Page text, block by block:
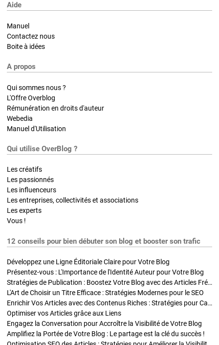
Aide
Manuel
Contactez nous
Boite à idées
A propos
Qui sommes nous ?
L'Offre Overblog
Rémunération en droits d'auteur
Webedia
Manuel d'Utilisation
Qui utilise OverBlog ?
Les créatifs
Les passionnés
Les influenceurs
Les entreprises, collectivités et associations
Les experts
Vous !
12 conseils pour bien débuter son blog et booster son trafic
Développez une Ligne Éditoriale Claire pour Votre Blog
Présentez-vous : L'Importance de l'Identité Auteur pour Votre Blog
Stratégies de Publication : Boostez Votre Blog avec des Articles Fréquents et Exclusifs
L'Art de Choisir un Titre Efficace : Stratégies Modernes pour le SEO
Enrichir Vos Articles avec des Contenus Riches : Stratégies pour Captiver et Optimiser
Optimiser vos Articles grâce aux Liens
Engagez la Conversation pour Accroître la Visibilité de Votre Blog
Amplifiez la Portée de Votre Blog : Le partage est la clé du succès !